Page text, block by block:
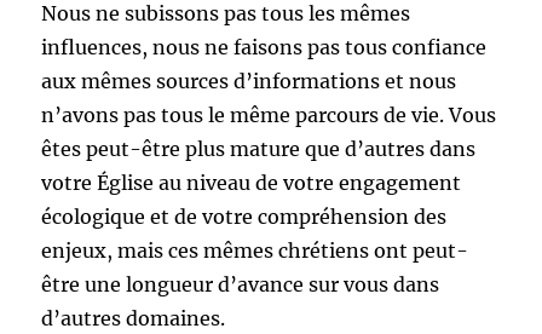
Nous ne subissons pas tous les mêmes
influences, nous ne faisons pas tous confiance
aux mêmes sources d’informations et nous
n’avons pas tous le même parcours de vie. Vous
êtes peut-être plus mature que d’autres dans
votre Église au niveau de votre engagement
écologique et de votre compréhension des
enjeux, mais ces mêmes chrétiens ont peut-
être une longueur d’avance sur vous dans
d’autres domaines.